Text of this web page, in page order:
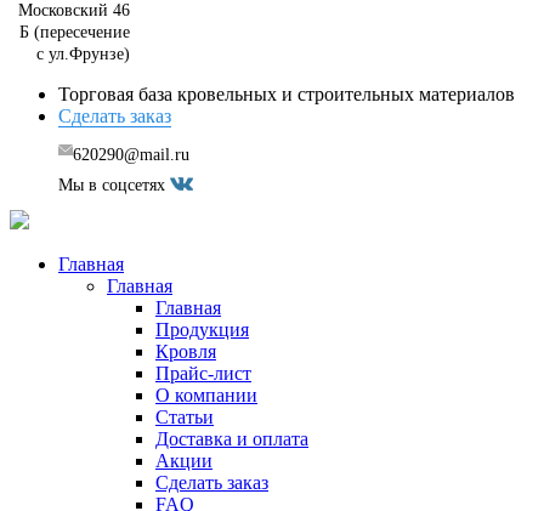
Московский 46
Б (пересечение
с ул.Фрунзе)
Торговая база кровельных и строительных материалов
Сделать заказ
620290@mail.ru
Мы в соцсетях
Главная
Главная
Главная
Продукция
Кровля
Прайс-лист
О компании
Статьи
Доставка и оплата
Акции
Сделать заказ
FAQ